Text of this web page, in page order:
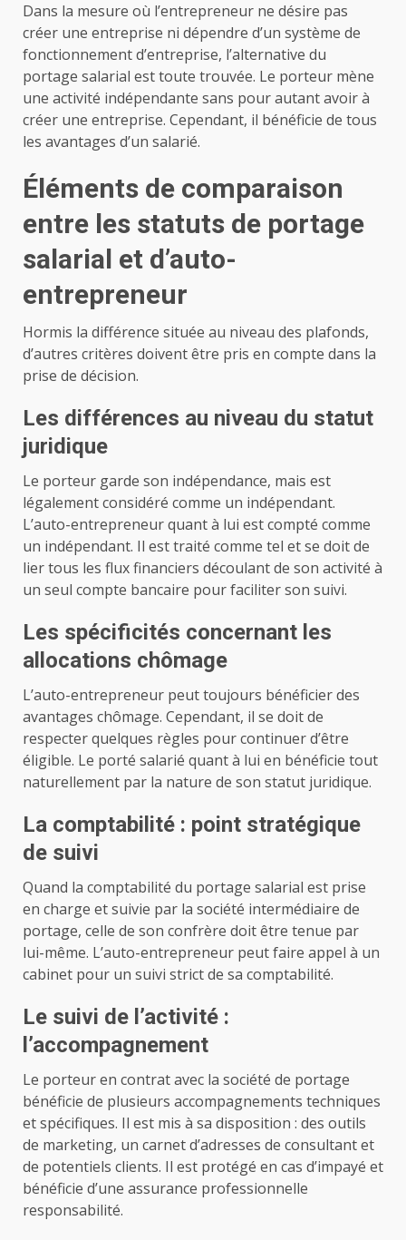
Dans la mesure où l’entrepreneur ne désire pas
créer une entreprise ni dépendre d’un système de
fonctionnement d’entreprise, l’alternative du
portage salarial est toute trouvée. Le porteur mène
une activité indépendante sans pour autant avoir à
créer une entreprise. Cependant, il bénéficie de tous
les avantages d’un salarié.
Éléments de comparaison
entre les statuts de portage
salarial et d’auto-
entrepreneur
Hormis la différence située au niveau des plafonds,
d’autres critères doivent être pris en compte dans la
prise de décision.
Les différences au niveau du statut
juridique
Le porteur garde son indépendance, mais est
légalement considéré comme un indépendant.
L’auto-entrepreneur quant à lui est compté comme
un indépendant. Il est traité comme tel et se doit de
lier tous les flux financiers découlant de son activité à
un seul compte bancaire pour faciliter son suivi.
Les spécificités concernant les
allocations chômage
L’auto-entrepreneur peut toujours bénéficier des
avantages chômage. Cependant, il se doit de
respecter quelques règles pour continuer d’être
éligible. Le porté salarié quant à lui en bénéficie tout
naturellement par la nature de son statut juridique.
La comptabilité : point stratégique
de suivi
Quand la comptabilité du portage salarial est prise
en charge et suivie par la société intermédiaire de
portage, celle de son confrère doit être tenue par
lui-même. L’auto-entrepreneur peut faire appel à un
cabinet pour un suivi strict de sa comptabilité.
Le suivi de l’activité :
l’accompagnement
Le porteur en contrat avec la société de portage
bénéficie de plusieurs accompagnements techniques
et spécifiques. Il est mis à sa disposition : des outils
de marketing, un carnet d’adresses de consultant et
de potentiels clients. Il est protégé en cas d’impayé et
bénéficie d’une assurance professionnelle
responsabilité.